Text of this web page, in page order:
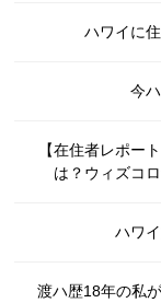
ハワイに
今
【在住者レポー
は？ウィズコ
ハワ
渡ハ歴18年の私